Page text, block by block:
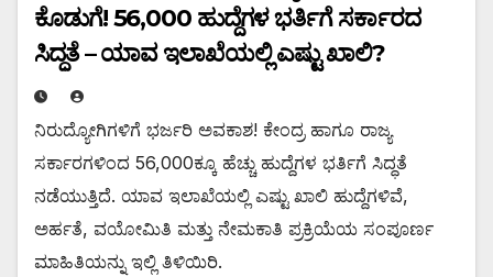
ಕೊಡುಗೆ! 56,000 ಹುದ್ದೆಗಳ ಭರ್ತಿಗೆ ಸರ್ಕಾರದ
ಸಿದ್ಧತೆ – ಯಾವ ಇಲಾಖೆಯಲ್ಲಿ ಎಷ್ಟು ಖಾಲಿ?
ನಿರುದ್ಯೋಗಿಗಳಿಗೆ ಭರ್ಜರಿ ಅವಕಾಶ! ಕೇಂದ್ರ ಹಾಗೂ ರಾಜ್ಯ
ಸರ್ಕಾರಗಳಿಂದ 56,000ಕ್ಕೂ ಹೆಚ್ಚು ಹುದ್ದೆಗಳ ಭರ್ತಿಗೆ ಸಿದ್ಧತೆ
ನಡೆಯುತ್ತಿದೆ. ಯಾವ ಇಲಾಖೆಯಲ್ಲಿ ಎಷ್ಟು ಖಾಲಿ ಹುದ್ದೆಗಳಿವೆ,
ಅರ್ಹತೆ, ವಯೋಮಿತಿ ಮತ್ತು ನೇಮಕಾತಿ ಪ್ರಕ್ರಿಯೆಯ ಸಂಪೂರ್ಣ
ಮಾಹಿತಿಯನ್ನು ಇಲ್ಲಿ ತಿಳಿಯಿರಿ.